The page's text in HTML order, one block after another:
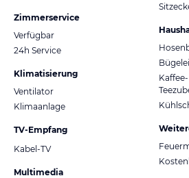
Zimmerservice
Verfügbar
24h Service
Klimatisierung
Ventilator
Klimaanlage
TV-Empfang
Kabel-TV
Multimedia